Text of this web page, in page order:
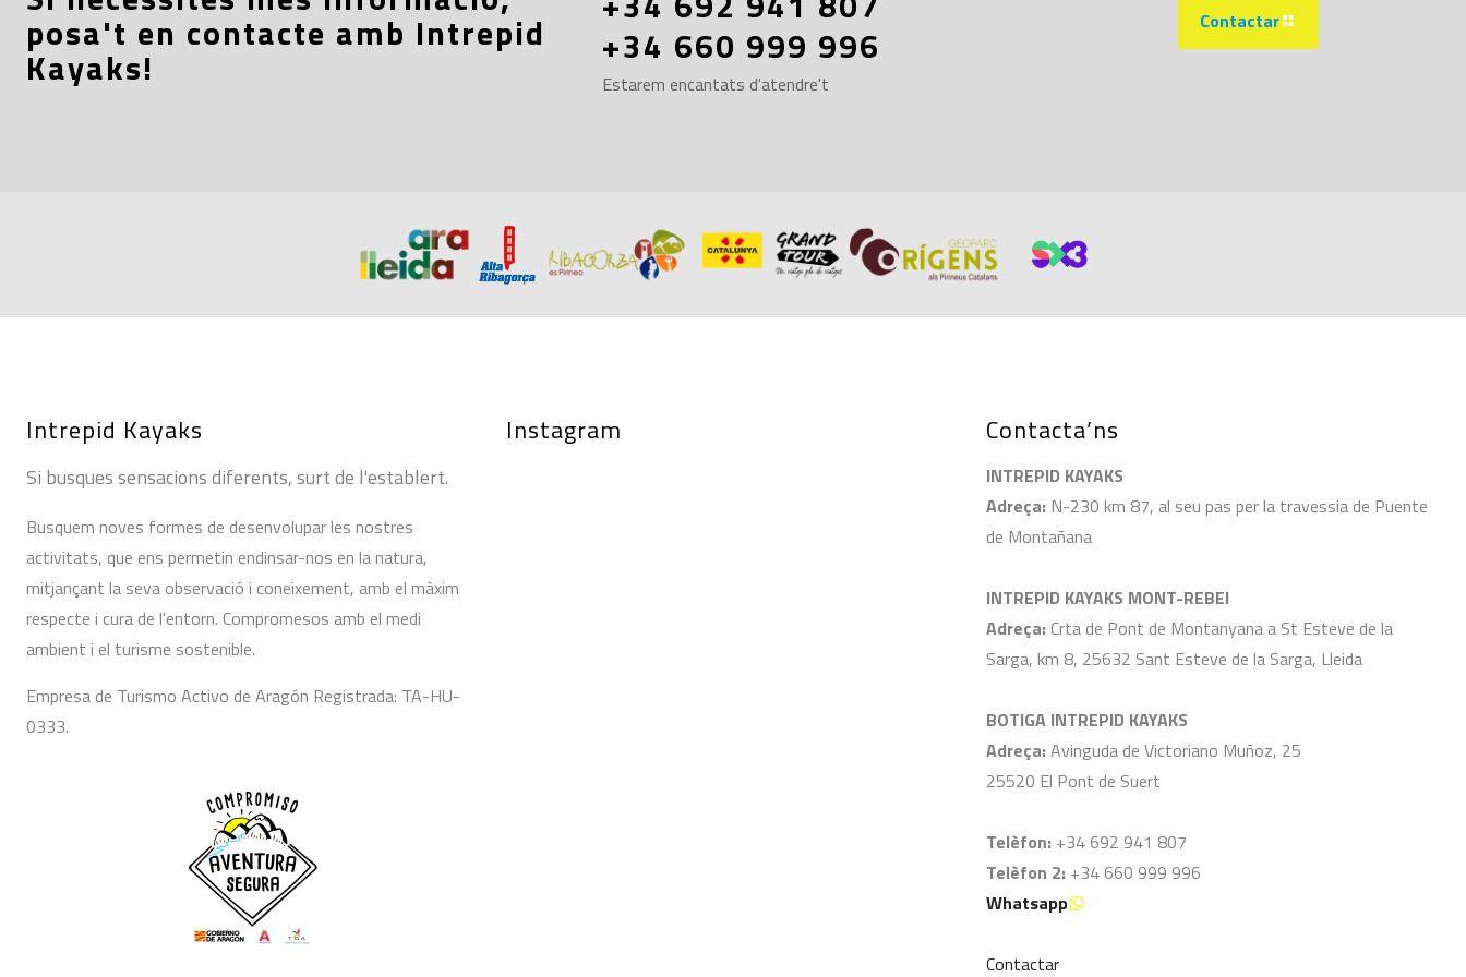
posa't en contacte amb Intrepid
Kayaks!
+34 660 999 996
Estarem encantats d'atendre't
Contactar
Intrepid Kayaks
Si busques sensacions diferents, surt de l'establert.
Busquem noves formes de desenvolupar les nostres
activitats, que ens permetin endinsar-nos en la natura,
mitjançant la seva observació i coneixement, amb el màxim
respecte i cura de l'entorn. Compromesos amb el medi
ambient i el turisme sostenible.
Empresa de Turismo Activo de Aragón Registrada: TA-HU-
0333.
Instagram Contacta’ns
INTREPID KAYAKS
Adreça: N-230 km 87, al seu pas per la travessia de Puente
de Montañana
INTREPID KAYAKS MONT-REBEI
Adreça: Crta de Pont de Montanyana a St Esteve de la
Sarga, km 8, 25632 Sant Esteve de la Sarga, Lleida
BOTIGA INTREPID KAYAKS
Adreça: Avinguda de Victoriano Muñoz, 25
25520 El Pont de Suert
Telèfon: +34 692 941 807
Telèfon 2: +34 660 999 996
Whatsapp
Contactar